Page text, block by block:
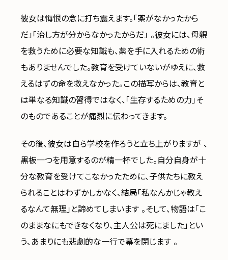
彼女は悔恨の念に打ち震えます。「薬がなかったから
だ」「治し方が分からなかったからだ」 。彼女には、母親
を救うために必要な知識も、薬を手に入れるための術
もありませんでした。教育を受けていないがゆえに、救
えるはずの命を救えなかった。この描写からは、教育と
は単なる知識の習得ではなく、「生存するための力」そ
のものであることが痛烈に伝わってきます。
その後、彼女は自ら学校を作ろうと立ち上がりますが 、
黒板一つを用意するのが精一杯でした。自分自身が十
分な教育を受けてこなかったために、子供たちに教え
られることはわずかしかなく、結局「私なんかじゃ教え
るなんて無理」と諦めてしまいます 。そして、物語は「こ
のままなにもできなくなり、主人公は死にました」とい
う、あまりにも悲劇的な一行で幕を閉じます 。